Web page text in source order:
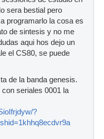
sera bestial pero
programarlo la cosa es
de sintesis y no me
aqui hos dejo un
el CS80, se puede
de la banda genesis.
seriales 0001 la
?